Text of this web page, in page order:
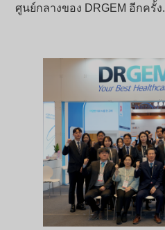
ศูนย์กลางของ DRGEM อีกครั้ง.